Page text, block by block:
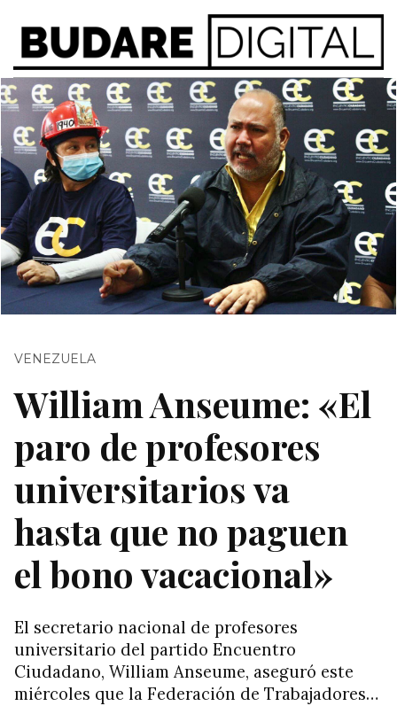
VENEZUELA
William Anseume: «El
paro de profesores
universitarios va
hasta que no paguen
el bono vacacional»
El secretario nacional de profesores
universitario del partido Encuentro
Ciudadano, William Anseume, aseguró este
miércoles que la Federación de Trabajadores…